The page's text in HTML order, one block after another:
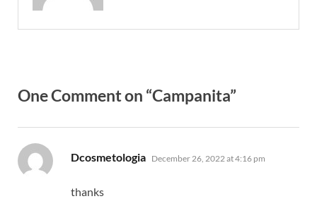
One Comment on “Campanita”
Dcosmetologia says:
December 26, 2022 at 4:16 pm
thanks